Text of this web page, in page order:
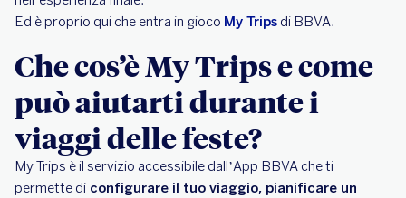
Ed è proprio qui che entra in gioco My Trips di BBVA.
Che cos’è My Trips e come
può aiutarti durante i
viaggi delle feste?
My Trips è il servizio accessibile dall’App BBVA che ti
permette di configurare il tuo viaggio, pianificare un